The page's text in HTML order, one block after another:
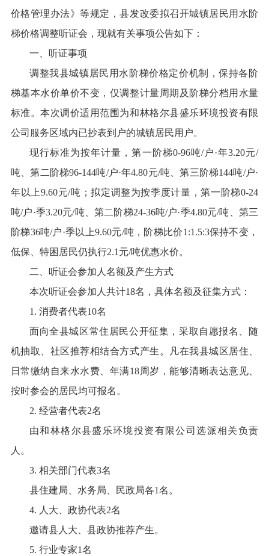
价格管理办法》等规定，县发改委拟召开城镇居民用水阶
梯价格调整听证会，现就有关事项公告如下：
一、听证事项
调整我县城镇居民用水阶梯价格定价机制，保持各阶
梯基本水价单价不变，仅调整计量周期及阶梯分档用水量
标准。本次调价适用范围为和林格尔县盛乐环境投资有限
公司服务区域内已抄表到户的城镇居民用户。
现行标准为按年计量，第一阶梯0-96吨/户·年3.20元/
吨、第二阶梯96-144吨/户·年4.80元/吨、第三阶梯144吨/户·
年以上9.60元/吨；拟定调整为按季度计量，第一阶梯0-24
吨/户·季3.20元/吨、第二阶梯24-36吨/户·季4.80元/吨、第三
阶梯36吨/户·季以上9.60元/吨，阶梯比价1:1.5:3保持不变，
低保、特困居民仍执行2.1元/吨优惠水价。
二、听证会参加人名额及产生方式
本次听证会参加人共计18名，具体名额及征集方式：
1. 消费者代表10名
面向全县城区常住居民公开征集，采取自愿报名、随
机抽取、社区推荐相结合方式产生。凡在我县城区居住、
日常缴纳自来水水费、年满18周岁，能够清晰表达意见、
按时参会的居民均可报名。
2. 经营者代表2名
由和林格尔县盛乐环境投资有限公司选派相关负责
人。
3. 相关部门代表3名
县住建局、水务局、民政局各1名。
4. 人大、政协代表2名
邀请县人大、县政协推荐产生。
5. 行业专家1名